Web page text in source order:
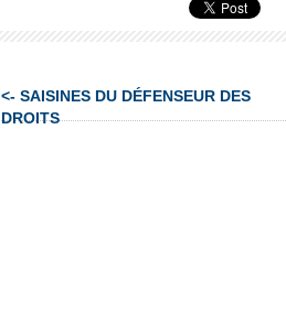
<- SAISINES DU DÉFENSEUR DES
DROITS